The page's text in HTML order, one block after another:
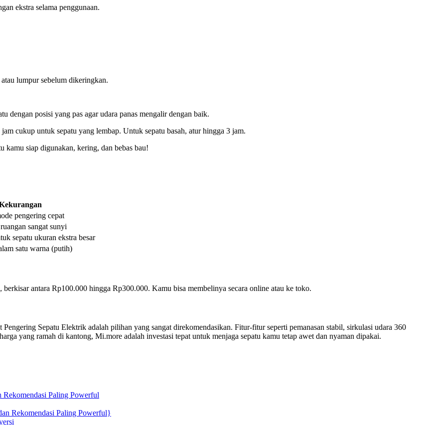
ekstra selama penggunaan.
lumpur sebelum dikeringkan.
dengan posisi yang pas agar udara panas mengalir dengan baik.
cukup untuk sepatu yang lembap. Untuk sepatu basah, atur hingga 3 jam.
kamu siap digunakan, kering, dan bebas bau!
pengering cepat
sangat sunyi
sepatu ukuran ekstra besar
satu warna (putih)
antara Rp100.000 hingga Rp300.000. Kamu bisa membelinya secara online atau ke toko.
Sepatu Elektrik adalah pilihan yang sangat direkomendasikan. Fitur-fitur seperti pemanasan stabil, sirkulasi udara 360
yang ramah di kantong, Mi.more adalah investasi tepat untuk menjaga sepatu kamu tetap awet dan nyaman dipakai.
Paling Powerful